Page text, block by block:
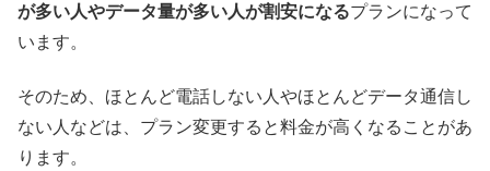
が多い人やデータ量が多い人が割安になるプランになって
います。
そのため、ほとんど電話しない人やほとんどデータ通信し
ない人などは、プラン変更すると料金が高くなることがあ
ります。